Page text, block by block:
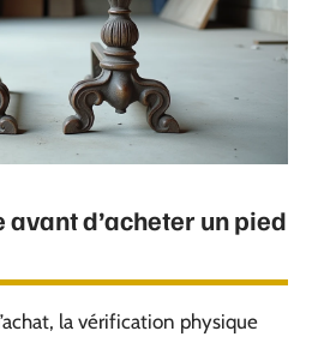
avant d’acheter un pied
la vérification physique